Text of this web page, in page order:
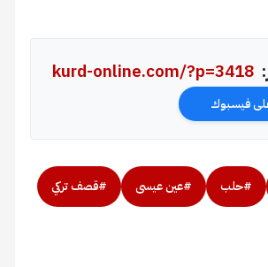
kurd-online.com/?p=3418
على فيسبوك
#حلب #عين عيسى #قصف تركي